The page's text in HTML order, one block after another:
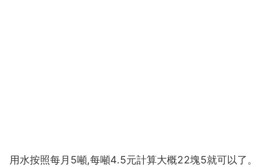
用水按照每月5噸,每噸4.5元計算大概22塊5就可以了。